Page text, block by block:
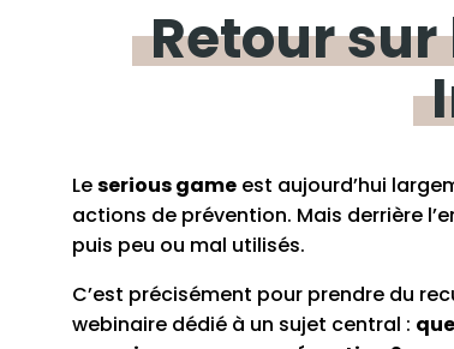
Retoursur
Leserious gameest aujourd’hui
actions de prévention. Mais derrière
puis peu ou mal utilisés.
C’est précisément pour prendre du
webinaire dédié à un sujet central :